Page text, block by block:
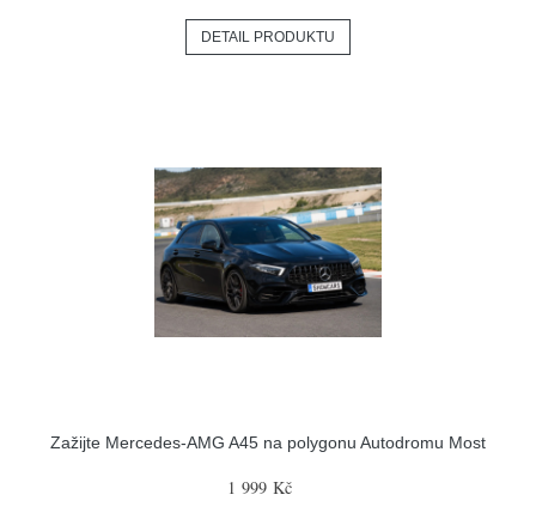
DETAIL PRODUKTU
Zažijte Mercedes-AMG A45 na polygonu Autodromu Most
1 999 Kč